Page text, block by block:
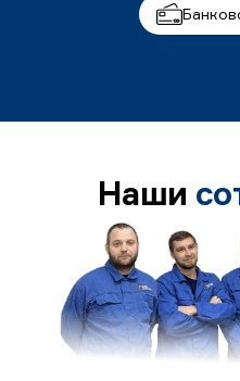
Наши